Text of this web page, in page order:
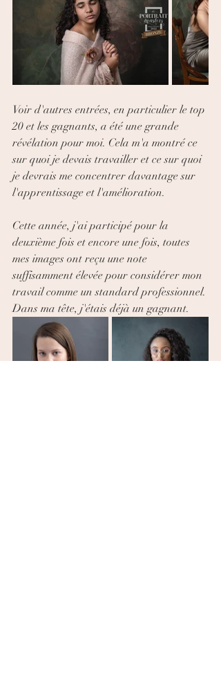
Voir d'autres entrées, en particulier le top
20 et les gagnants, a été une grande
révélation pour moi. Cela m'a montré ce
sur quoi je devais travailler et ce sur quoi
je devrais me concentrer davantage sur
l'apprentissage et l'amélioration.
Cette année, j'ai participé pour la
deuxième fois et encore une fois, toutes
mes images ont reçu une note
suffisamment élevée pour considérer mon
travail comme un standard professionnel.
Dans ma tête, j'étais déjà un gagnant.